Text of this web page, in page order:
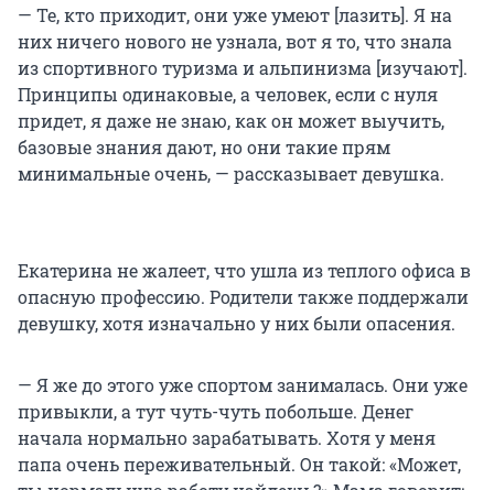
— Те, кто приходит, они уже умеют [лазить]. Я на
них ничего нового не узнала, вот я то, что знала
из спортивного туризма и альпинизма [изучают].
Принципы одинаковые, а человек, если с нуля
придет, я даже не знаю, как он может выучить,
базовые знания дают, но они такие прям
минимальные очень, — рассказывает девушка.
Екатерина не жалеет, что ушла из теплого офиса в
опасную профессию. Родители также поддержали
девушку, хотя изначально у них были опасения.
— Я же до этого уже спортом занималась. Они уже
привыкли, а тут чуть-чуть побольше. Денег
начала нормально зарабатывать. Хотя у меня
папа очень переживательный. Он такой: «Может,